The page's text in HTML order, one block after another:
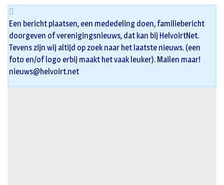
Een bericht plaatsen, een mededeling doen, familiebericht
doorgeven of verenigingsnieuws, dat kan bij HelvoirtNet.
Tevens zijn wij altijd op zoek naar het laatste nieuws. (een
foto en/of logo erbij maakt het vaak leuker). Mailen maar!
nieuws@helvoirt.net